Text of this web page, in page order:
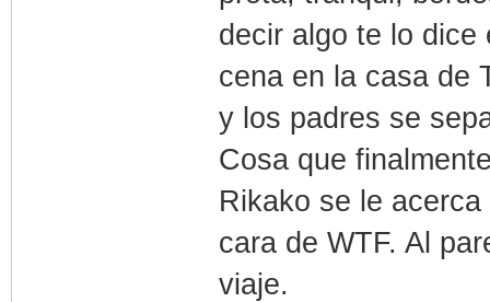
decir algo te lo dice
cena en la casa de
y los padres se
Cosa que
Rikako se le
cara de WTF. Al
viaje.